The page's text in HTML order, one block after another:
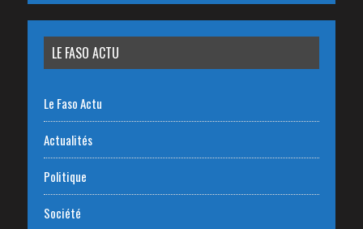
LE FASO ACTU
Le Faso Actu
Actualités
Politique
Société